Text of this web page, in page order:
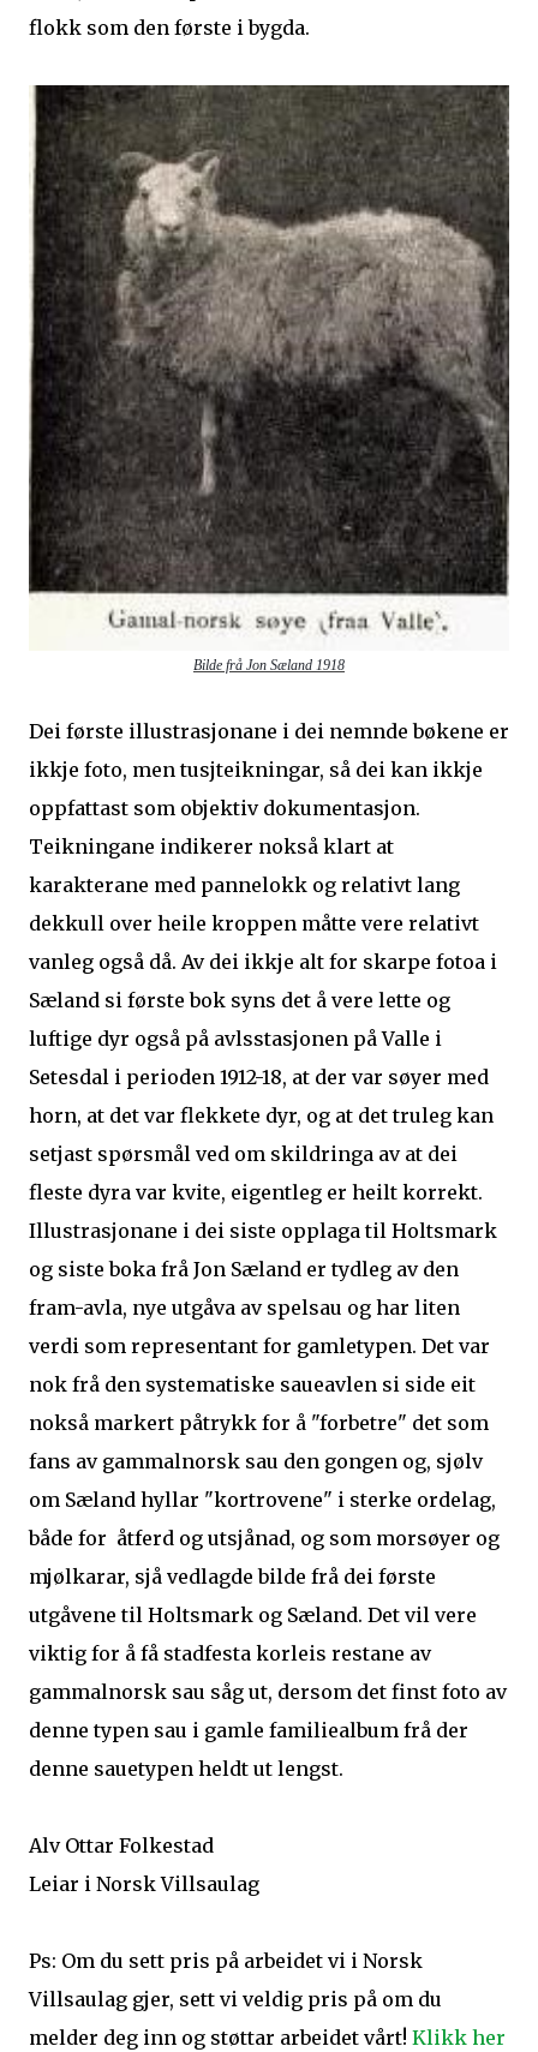
flokk som den første i bygda.
Bilde frå Jon Sæland 1918
Dei første illustrasjonane i dei nemnde bøkene er
ikkje foto, men tusjteikningar, så dei kan ikkje
oppfattast som objektiv dokumentasjon.
Teikningane indikerer nokså klart at
karakterane med pannelokk og relativt lang
dekkull over heile kroppen måtte vere relativt
vanleg også då. Av dei ikkje alt for skarpe fotoa i
Sæland si første bok syns det å vere lette og
luftige dyr også på avlsstasjonen på Valle i
Setesdal i perioden 1912-18, at der var søyer med
horn, at det var flekkete dyr, og at det truleg kan
setjast spørsmål ved om skildringa av at dei
fleste dyra var kvite, eigentleg er heilt korrekt.
Illustrasjonane i dei siste opplaga til Holtsmark
og siste boka frå Jon Sæland er tydleg av den
fram-avla, nye utgåva av spelsau og har liten
verdi som representant for gamletypen. Det var
nok frå den systematiske saueavlen si side eit
nokså markert påtrykk for å "forbetre" det som
fans av gammalnorsk sau den gongen og, sjølv
om Sæland hyllar "kortrovene" i sterke ordelag,
både for åtferd og utsjånad, og som morsøyer og
mjølkarar, sjå vedlagde bilde frå dei første
utgåvene til Holtsmark og Sæland. Det vil vere
viktig for å få stadfesta korleis restane av
gammalnorsk sau såg ut, dersom det finst foto av
denne typen sau i gamle familiealbum frå der
denne sauetypen heldt ut lengst.
Alv Ottar Folkestad
Leiar i Norsk Villsaulag
Ps: Om du sett pris på arbeidet vi i Norsk
Villsaulag gjer, sett vi veldig pris på om du
melder deg inn og støttar arbeidet vårt! Klikk her